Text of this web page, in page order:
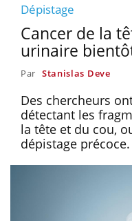
Dépistage
Cancer de la
urinaire
Par Stanislas Deve
Des chercheurs
détectant les
la tête et du cou,
dépistage précoce.